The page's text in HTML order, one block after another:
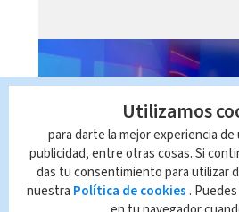
Utilizamos
para darte la mejor experiencia
publicidad, entre otras cosas. Si
das tu consentimiento para utilizar
nuestra Política de cookies .